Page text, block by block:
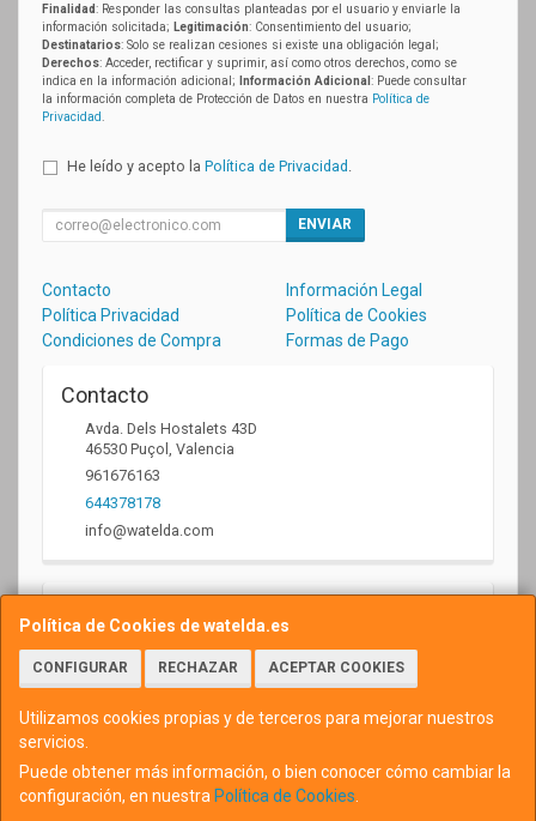
Política de Cookies de watelda.es
CONFIGURAR RECHAZAR ACEPTAR COOKIES
Utilizamos cookies propias y de terceros para mejorar nuestros
servicios.
Puede obtener más información, o bien conocer cómo cambiar la
configuración, en nuestra Política de Cookies
Finalidad: Responder las consultas planteadas por el usuario y enviarle la
información solicitada; Legitimación: Consentimiento del usuario;
Destinatarios: Solo se realizan cesiones si existe una obligación legal;
Derechos: Acceder, rectificar y suprimir, así como otros derechos, como se
indica en la información adicional;
Información Adicional : Puede consultar
la información completa de Protección de Datos en nuestra Política de
Privacidad
He leído y acepto la Política de Privacidad
ENVIAR
Contacto
Información Legal
Política Privacidad
Política de Cookies
Condiciones de Compra
Formas de Pago
Contacto
Avda. Dels Hostalets 43D
46530 Puçol Valencia
961676163
644378178
info@watelda.com